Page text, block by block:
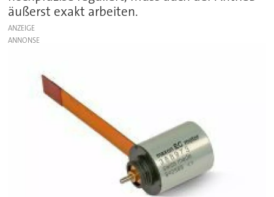
äußerst exakt arbeiten.
ANZEIGE